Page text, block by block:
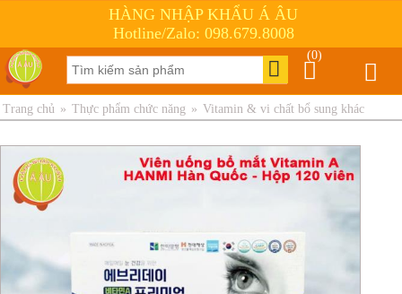
HÀNG NHẬP KHẨU Á ÂU
Hotline/Zalo: 098.679.8008
(0)
Trang chủ » Thực phẩm chức năng » Vitamin & vi chất bổ sung khác